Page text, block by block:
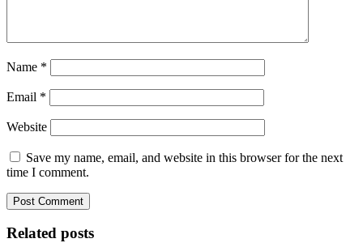
Name *
Email *
Website
Save my name, email, and website in this browser for the next
time I comment.
Related posts